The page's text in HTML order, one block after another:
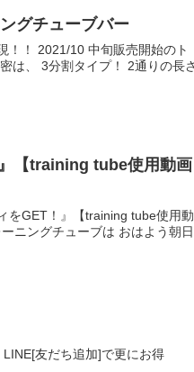
グチューブバー
始のト
【training tube使用動画
をGET！』【training tube使用動
友だち追加]で更にお得